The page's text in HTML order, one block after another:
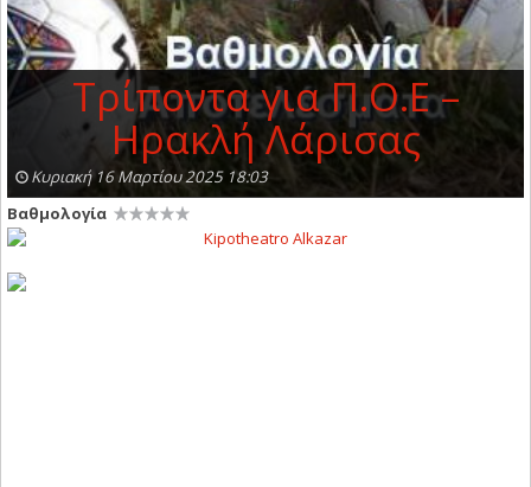
Τρίποντα για Π.Ο.Ε –
Ηρακλή Λάρισας
Κυριακή 16 Μαρτίου 2025 18:03
Βαθμολογία